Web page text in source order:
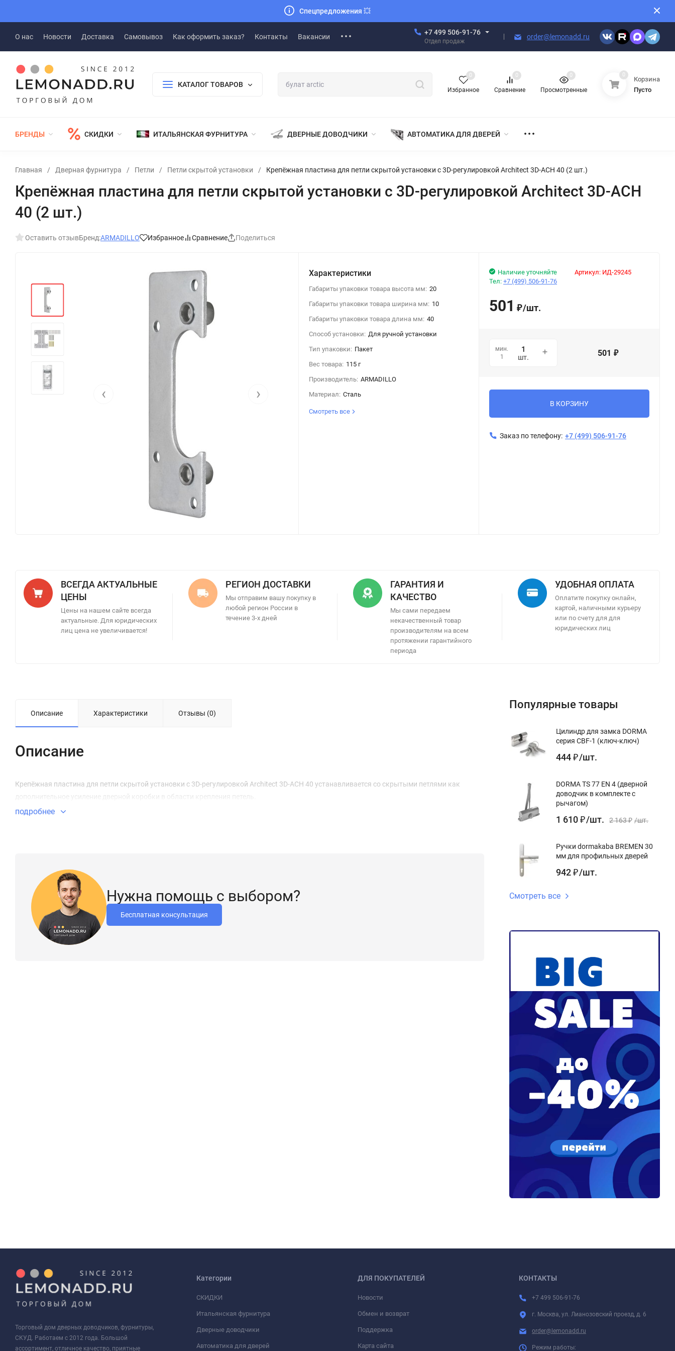
Спецпредложения 💥
О нас Новости Доставка Самовывоз Как оформить заказ? Контакты Вакансии
+7 499 506-91-76
Отдел продаж
order@lemonadd.ru
КАТАЛОГ ТОВАРОВ
Избранное
0
Сравнение
0
Просмотренные
0 0
Корзина
Пусто
БРЕНДЫ СКИДКИ ИТАЛЬЯНСКАЯ ФУРНИТУРА ДВЕРНЫЕ ДОВОДЧИКИ АВТОМАТИКА ДЛЯ ДВЕРЕЙ
Главная / Дверная фурнитура / Петли / Петли скрытой установки / Крепёжная пластина для петли скрытой установки с 3D-регулировкой Architect 3D-ACH 40 (2 шт.)
Крепёжная пластина для петли скрытой установки с 3D-регулировкой Architect 3D-ACH
40 (2 шт.)
Оставить отзывБренд:ARMADILLO Избранное Сравнение Поделиться
‹ ›
Характеристики
Габариты упаковки товара высота мм: 20
Габариты упаковки товара ширина мм: 10
Габариты упаковки товара длина мм: 40
Способ установки: Для ручной установки
Тип упаковки: Пакет
Вес товара: 115 г
Производитель: ARMADILLO
Материал: Сталь
Смотреть все
Артикул: ИД-29245
Наличие уточняйте
Тел:+7 (499) 506-91-76
501 ₽/шт.
мин.
1
шт. 501 ₽
В КОРЗИНУ
Заказ по телефону: +7 (499) 506-91-76
ВСЕГДА АКТУАЛЬНЫЕ
ЦЕНЫ
Цены на нашем сайте всегда
актуальные. Для юридических
лиц цена не увеличивается!
РЕГИОН ДОСТАВКИ
Мы отправим вашу покупку в
любой регион России в
течение 3-х дней
ГАРАНТИЯ И
КАЧЕСТВО
Мы сами передаем
некачественный товар
производителям на всем
протяжении гарантийного
периода
УДОБНАЯ ОПЛАТА
Оплатите покупку онлайн,
картой, наличными курьеру
или по счету для для
юридических лиц
Описание Характеристики Отзывы (0)
Описание
Крепёжная пластина для петли скрытой установки с 3D-регулировкой Architect 3D-ACH 40 устанавливается со скрытыми петлями как
дополнительное усиление дверной коробки в области крепления петель.
подробнее
Нужна помощь с выбором?
Бесплатная консультация
Популярные товары
Цилиндр для замка DORMA
серия CBF-1 (ключ-ключ)
444 ₽ /шт.
DORMA TS 77 EN 4 (дверной
доводчик в комплекте с
рычагом)
1 610 ₽ /шт. 2 163 ₽ /шт.
Ручки dormakaba BREMEN 30
мм для профильных дверей
942 ₽ /шт.
Смотреть все
Торговый дом дверных доводчиков, фурнитуры,
СКУД. Работаем с 2012 года. Большой
ассортимент, отличное качество, приятные
Категории
СКИДКИ
Итальянская фурнитура
Дверные доводчики
Автоматика для дверей
ДЛЯ ПОКУПАТЕЛЕЙ
Новости
Обмен и возврат
Поддержка
Карта сайта
КОНТАКТЫ
+7 499 506-91-76
г. Москва, ул. Лианозовский проезд, д. 6
order@lemonadd.ru
Режим работы: